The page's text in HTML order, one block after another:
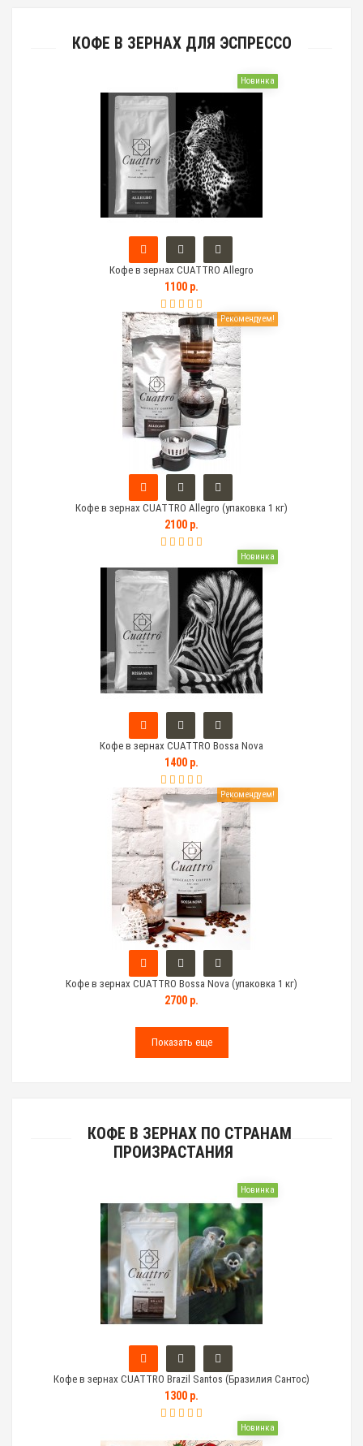
КОФЕ В ЗЕРНАХ ДЛЯ ЭСПРЕССО
Новинка
Кофе в зернах CUATTRO Allegro
1100 р.
Рекомендуем!
Кофе в зернах CUATTRO Allegro (упаковка 1 кг)
2100 р.
Новинка
Кофе в зернах CUATTRO Bossa Nova
1400 р.
Рекомендуем!
Кофе в зернах CUATTRO Bossa Nova (упаковка 1 кг)
2700 р.
Показать еще
КОФЕ В ЗЕРНАХ ПО СТРАНАМ
ПРОИЗРАСТАНИЯ
Новинка
Кофе в зернах CUATTRO Brazil Santos (Бразилия Сантос)
1300 р.
Новинка